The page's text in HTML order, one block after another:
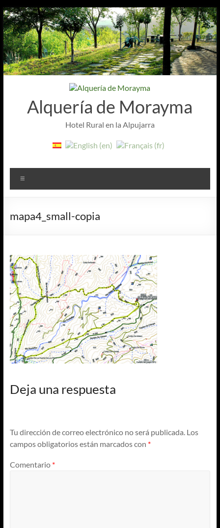
Saltar
al
contenido
Alquería de Morayma
Hotel Rural en la Alpujarra
mapa4_small-copia
Deja una respuesta
Tu dirección de correo electrónico no será publicada. Los
campos obligatorios están marcados con *
Comentario *